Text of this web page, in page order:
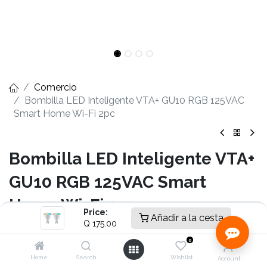
Price:
Q 175.00 Añadir a la cesta
Home Search
0
Wishlist Account
Comercio
Bombilla LED Inteligente VTA+ GU10 RGB 125VAC
Smart Home Wi-Fi 2pc
Bombilla LED Inteligente VTA+
GU10 RGB 125VAC Smart
Home Wi-Fi 2pc
- Automatice y controle su iluminación de forma remota
- Potencia: 5W
- Color de luz Cálida: 2700K